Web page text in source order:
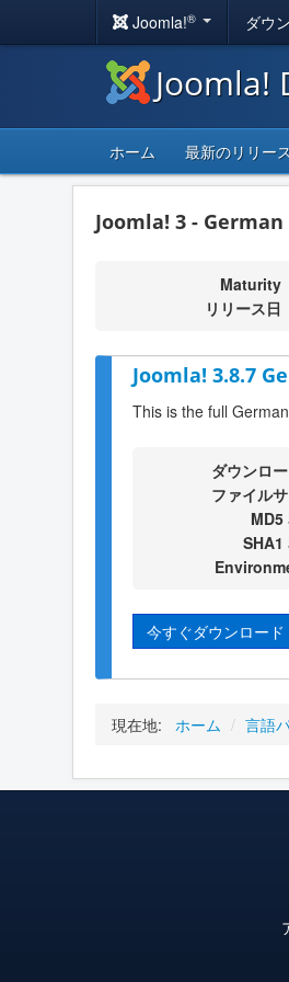
Joomla!® ダウ
Joomla!
ホーム 最新のリリース
Joomla! 3 -
Maturity
リリース日
Joomla! 3.8.7
This is the full
ダウンロ
ファイル
MD5
SHA1
今すぐダウンロード
現在地: ホーム / 言語